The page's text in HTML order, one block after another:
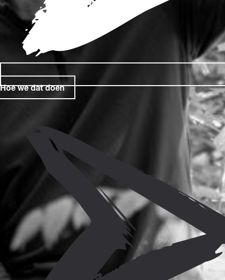
Hoe we dat doen